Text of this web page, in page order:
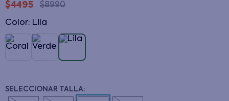
$4495 $8990
Color: lila